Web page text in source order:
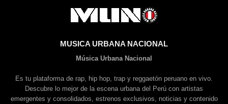
MUSICA URBANA NACIONAL
Música Urbana Nacional
Es tu plataforma de rap, hip hop, trap y reggaetón peruano en vivo.
Descubre lo mejor de la escena urbana del Perú con artistas
emergentes y consolidados, estrenos exclusivos, noticias y contenido